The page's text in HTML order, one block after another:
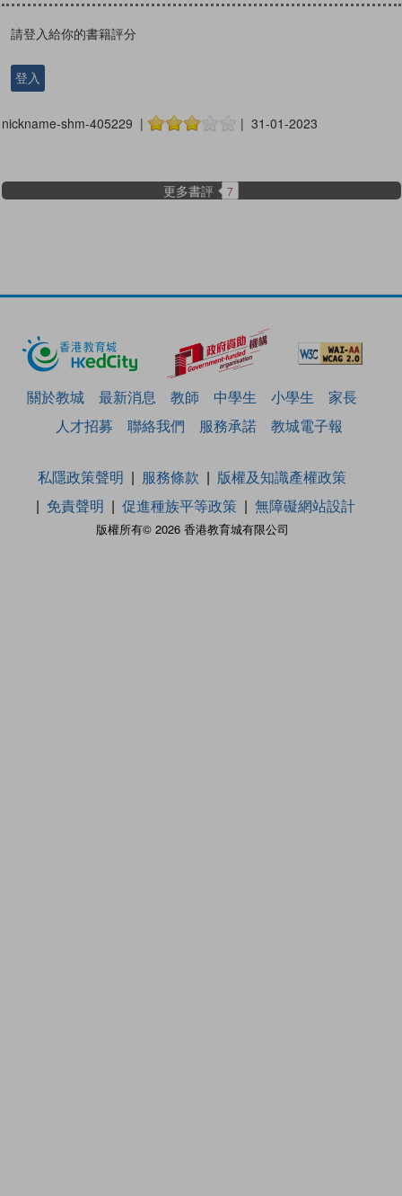
請登入給你的書籍評分
登入
nickname-shm-405229 | | 31-01-2023
更多書評 7
關於教城 最新消息 教師 中學生 小學生
家長
人才招募
聯絡我們 服務承諾 教城電子報
版權所有© 2026 香港教育城有限公司
私隱政策聲明 服務條款
版權及知識產權政策
免責聲明
促進種族平等政策 無障礙網站設計